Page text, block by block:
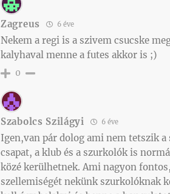
Zagreus 6 éve
Nekem a regi is a szivem csucske
kalyhaval menne a futes akkor is ;)
0
Szabolcs Szilágyi 6 éve
Igen,van pár dolog ami nem tetszik a
csapat, a klub és a szurkolók is
közé kerülhetnek. Ami nagyon
szellemiségét nekünk szurkolóknak